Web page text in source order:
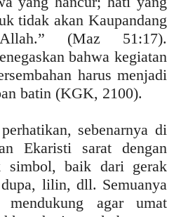
tidak akan Kaupandang
(Maz 51:17).
bahwa kegiatan
harus menjadi
batin (KGK, 2100).
sebenarnya di
Ekaristi sarat dengan
simbol, baik dari gerak
lilin, dll. Semuanya
mendukung agar umat